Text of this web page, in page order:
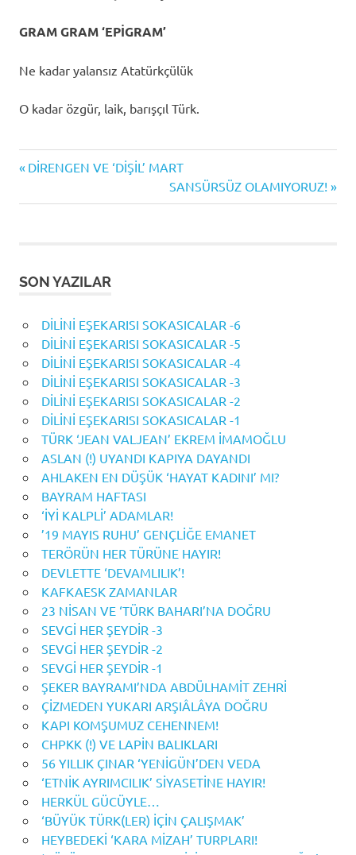
GRAM GRAM ‘EPİGRAM’
Ne kadar yalansız Atatürkçülük
O kadar özgür, laik, barışçıl Türk.
Yazı
gezinmesi
Previous
DİRENGEN VE ‘DİŞİL’ MART
Next
Post:
SANSÜRSÜZ OLAMIYORUZ!
SON YAZILAR
DİLİNİ EŞEKARISI SOKASICALAR -6
DİLİNİ EŞEKARISI SOKASICALAR -5
DİLİNİ EŞEKARISI SOKASICALAR -4
DİLİNİ EŞEKARISI SOKASICALAR -3
DİLİNİ EŞEKARISI SOKASICALAR -2
DİLİNİ EŞEKARISI SOKASICALAR -1
TÜRK ‘JEAN VALJEAN’ EKREM İMAMOĞLU
ASLAN (!) UYANDI KAPIYA DAYANDI
AHLAKEN EN DÜŞÜK ‘HAYAT KADINI’ MI?
BAYRAM HAFTASI
‘İYİ KALPLİ’ ADAMLAR!
’19 MAYIS RUHU’ GENÇLİĞE EMANET
TERÖRÜN HER TÜRÜNE HAYIR!
DEVLETTE ‘DEVAMLILIK’!
KAFKAESK ZAMANLAR
23 NİSAN VE ‘TÜRK BAHARI’NA DOĞRU
SEVGİ HER ŞEYDİR -3
SEVGİ HER ŞEYDİR -2
SEVGİ HER ŞEYDİR -1
ŞEKER BAYRAMI’NDA ABDÜLHAMİT ZEHRİ
ÇİZMEDEN YUKARI ARŞIÂLÂYA DOĞRU
KAPI KOMŞUMUZ CEHENNEM!
CHPKK (!) VE LAPİN BALIKLARI
56 YILLIK ÇINAR ‘YENİGÜN’DEN VEDA
‘ETNİK AYRIMCILIK’ SİYASETİNE HAYIR!
HERKÜL GÜCÜYLE…
‘BÜYÜK TÜRK(LER) İÇİN ÇALIŞMAK’
HEYBEDEKİ ‘KARA MİZAH’ TURPLARI!